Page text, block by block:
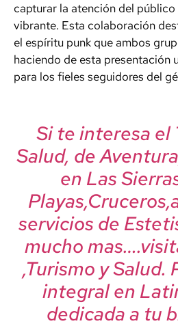
capturar la atención del público
vibrante. Esta colaboración
el espíritu punk que ambos
haciendo de esta presentación
para los fieles seguidores del
Si te interesa el
Salud, de
en Las
servicios de
mucho
,Turismo y Salud.
integral en
dedicada a tu